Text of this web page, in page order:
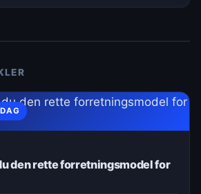
den rette forretningsmodel for